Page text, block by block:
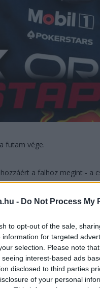
- Do Not Process My
to opt-out of the sale,
information for targeted
selection. Please note
seeing interest-based ads
disclosed to third parties
of your personal
futam vége.
a falhoz megint - a
csak tőle - Leclerc 9
az AlphaTauri
a célegyenesben